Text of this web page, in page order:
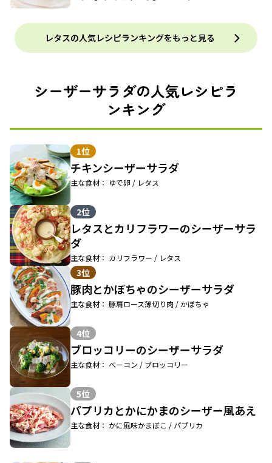
レタスの人気レシピランキングをもっと見る
シーザーサラダの人気レシピラ
ンキング
1位
チキンシーザーサラダ
主な食材： ゆで卵 / レタス
2位
レタスとカリフラワーのシーザーサラ
ダ
主な食材： カリフラワー / レタス
3位
豚肉とかぼちゃのシーザーサラダ
主な食材： 豚肩ロース薄切り肉 / かぼちゃ
4位
ブロッコリーのシーザーサラダ
主な食材： ベーコン / ブロッコリー
5位
パプリカとかにかまのシーザー風あえ
主な食材： かに風味かまぼこ / パプリカ